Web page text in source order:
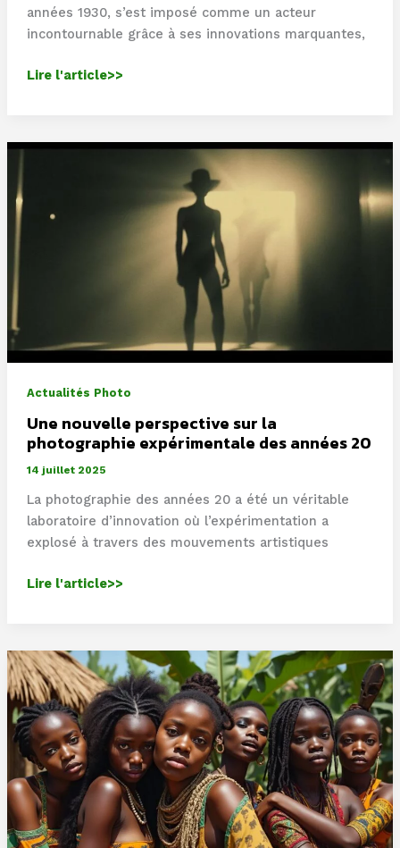
années 1930, s’est imposé comme un acteur
incontournable grâce à ses innovations marquantes,
Olympus
Olympus
avec
Lire l'article>>
Actualités Photo
Une nouvelle perspective sur la
photographie expérimentale des années 20
14 juillet 2025
La photographie des années 20 a été un véritable
laboratoire d’innovation où l’expérimentation a
explosé à travers des mouvements artistiques
Une
sur
la
photographie
expérimentale
des
années
20
Lire l'article>>